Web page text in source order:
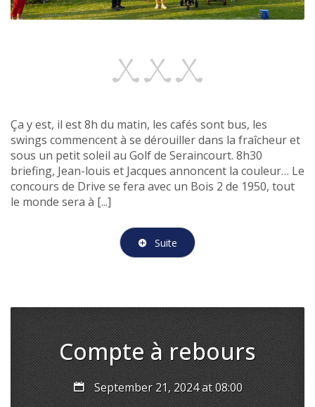
Ça y est, il est 8h du matin, les cafés sont bus, les
swings commencent à se dérouiller dans la fraîcheur et
sous un petit soleil au Golf de Seraincourt. 8h30
briefing, Jean-louis et Jacques annoncent la couleur… Le
concours de Drive se fera avec un Bois 2 de 1950, tout
le monde sera à [...]
Suite
Compte à rebours
September 21, 2024 at 08:00